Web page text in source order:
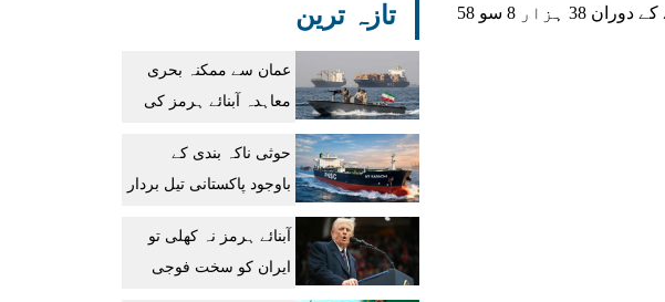
88 ہزار 9 سو 75 ہوگئی ہے۔ ملک بھر میں ایکٹو کیسز کی تعداد 38 ہزار ہوگئی ہے۔ 24 گھنٹے کے دوران 38 ہزار 8 سو 58 تازہ ترین
عمان سے ممکنہ بحری
معاہدہ آبنائے ہرمز کی
نہیں: ایران
حوثی ناکہ بندی کے
باوجود پاکستانی تیل بردار
نکلنے میں کامیاب
آبنائے ہرمز نہ کھلی تو
ایران کو سخت فوجی